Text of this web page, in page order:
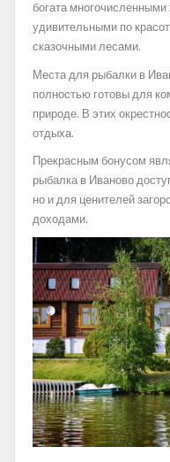
богата
удивительными по
сказочными лесами.
Места для рыбалки в
полностью готовы для
природе. В этих
отдыха.
Прекрасным бонусом
рыбалка в Иваново
но и для ценителей
доходами.